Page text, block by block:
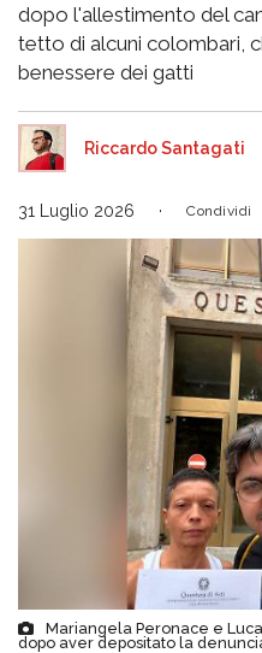
dopo l'allestimento del
tetto di alcuni colombari,
benessere dei gatti
Riccardo Santagati
31 Luglio 2026 Condividi
Mariangela Peronace e
dopo aver depositato la